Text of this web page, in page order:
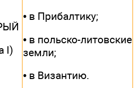
I)
• в Прибалтику;
• в польско-литовские
земли;
• в Византию.